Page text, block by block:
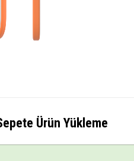
Ürün Yükleme